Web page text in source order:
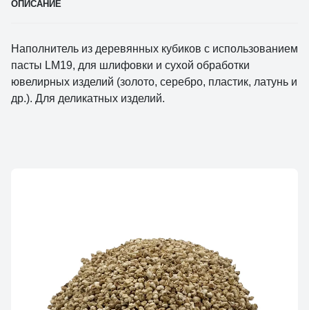
ОПИСАНИЕ
Наполнитель из деревянных кубиков с использованием
пасты LM19, для шлифовки и сухой обработки
ювелирных изделий (золото, серебро, пластик, латунь и
др.). Для деликатных изделий.